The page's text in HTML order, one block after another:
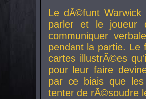
Le dÃ©funt Warwick
parler et le joueur
communiquer
pendant la partie. Le
cartes illustrÃ©es
pour leur faire
par ce biais que
tenter de rÃ©soudre